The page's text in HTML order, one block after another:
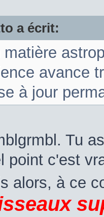
a écrit:
matière
avance
à jour
Tu
point c'est
alors, à ce